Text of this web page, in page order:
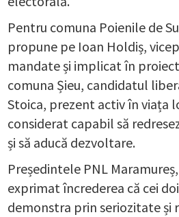
Pentru comuna Poienile de
propune pe Ioan Holdiș,
mandate și implicat în
comuna Șieu, candidatul
Stoica, prezent activ în viața
considerat capabil să
și să aducă dezvoltare.
Președintele PNL
exprimat încrederea că cei
demonstra prin seriozitate și